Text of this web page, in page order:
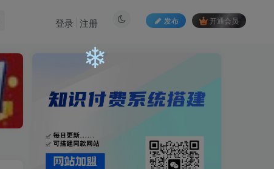
发布 开通会员
登录 注册
❄